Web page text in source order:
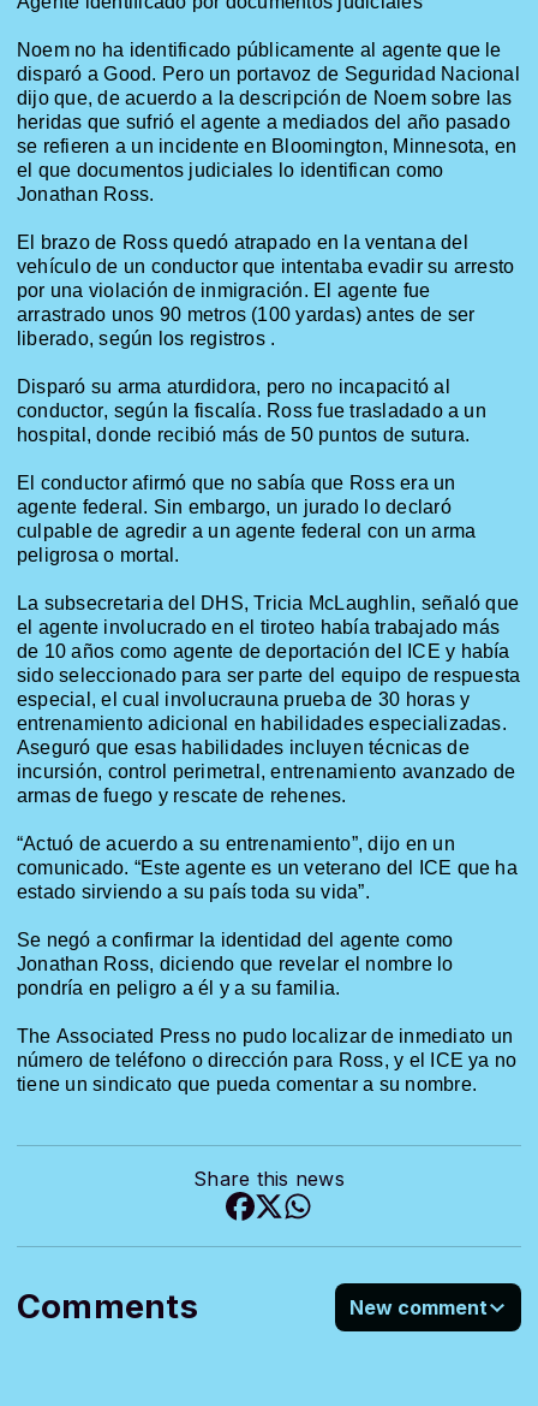
Noemno ha identificado públicamente al agente que le
disparó a Good. Pero un portavoz de Seguridad Nacional
dijo que,de acuerdo a la descripción de Noemsobre las
heridas que sufrió el agente a mediados del año pasado
se refieren a un incidente en Bloomington, Minnesota, en
el que documentos judiciales lo identifican como
Jonathan Ross.
El brazo de Ross quedó atrapado en la ventana del
vehículo de un conductor que intentaba evadir su arresto
por una violación de inmigración. El agente fue
arrastrado unos 90 metros (100 yardas) antes de ser
liberado, según los registros .
Disparó su arma aturdidora, pero no incapacitó al
conductor, según la fiscalía. Ross fue trasladado a un
hospital, donde recibió más de 50 puntos de sutura.
El conductor afirmó que no sabía que Ross era un
agente federal. Sin embargo, un jurado lo declaró
culpable de agredir a un agente federal con un arma
peligrosa o mortal.
La subsecretaria del DHS, Tricia McLaughlin, señaló que
el agente involucrado en el tiroteo había trabajado más
de 10 años como agente de deportación del ICE y había
sido seleccionado para ser parte del equipo de respuesta
especial, el cual involucrauna prueba de 30 horas y
entrenamiento adicional en habilidades especializadas.
Aseguró que esas habilidades incluyen técnicas de
incursión, control perimetral, entrenamiento avanzado de
armas de fuego y rescate de rehenes.
“Actuó de acuerdo a su entrenamiento”, dijo en un
comunicado. “Este agente es un veterano del ICE que ha
estado sirviendo a su país toda su vida”.
Se negó a confirmar la identidad del agente como
Jonathan Ross, diciendo que revelar el nombre lo
pondría en peligro a él y a su familia.
The Associated Pressno pudo localizar de inmediato un
número de teléfono o dirección para Ross, y el ICE ya no
tiene un sindicato que pueda comentar a su nombre.
Share this news
Comments New comment